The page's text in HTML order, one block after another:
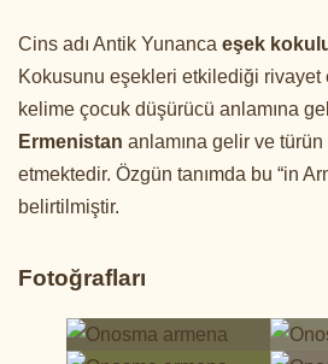
Cins adı Antik Yunanca eşek
Kokusunu eşekleri etkilediği rivayet
kelime çocuk düşürücü anlamına
Ermenistan anlamına gelir ve
etmektedir. Özgün tanımda bu “in
belirtilmiştir.
Fotoğrafları